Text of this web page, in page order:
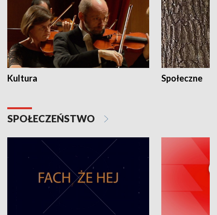
Kultura Społeczne
SPOŁECZEŃSTWO